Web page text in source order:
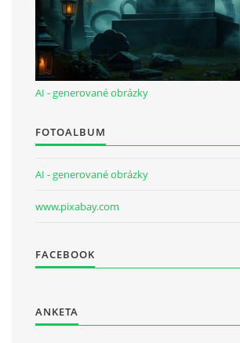
AI - generované obrázky
FOTOALBUM
AI - generované obrázky
www.pixabay.com
FACEBOOK
ANKETA